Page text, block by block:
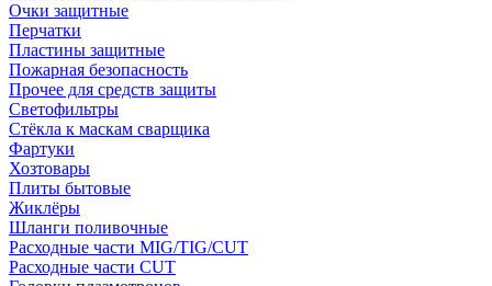
Очки защитные
Перчатки
Пластины защитные
Пожарная безопасность
Прочее для средств защиты
Светофильтры
Стёкла к маскам сварщика
Фартуки
Хозтовары
Плиты бытовые
Жиклёры
Шланги поливочные
Расходные части MIG/TIG/CUT
Расходные части CUT